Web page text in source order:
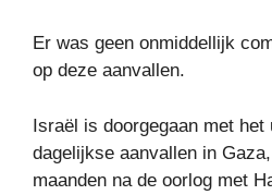
Er was geen onmiddellijk
op deze aanvallen.
Israël is doorgegaan met het
dagelijkse aanvallen in
maanden na de oorlog met